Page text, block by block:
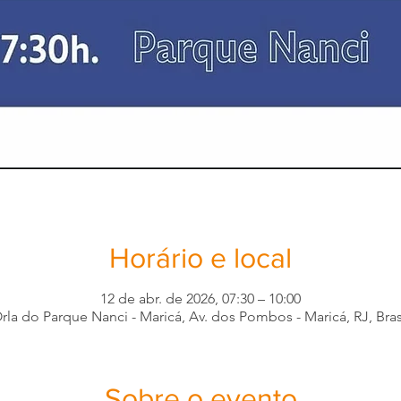
Horário e local
12 de abr. de 2026, 07:30 – 10:00
do Parque Nanci - Maricá, Av. dos Pombos - Maricá, RJ,